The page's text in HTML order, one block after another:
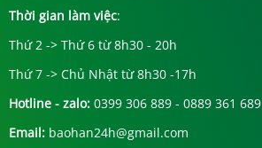
Thời gian làm việc:
Thứ 2 -> Thứ 6 từ 8h30 - 20h
Thứ 7 -> Chủ Nhật từ 8h30 -17h
Hotline - zalo: 0399 306 889 - 0889 361 689
Email: baohan24h@gmail.com